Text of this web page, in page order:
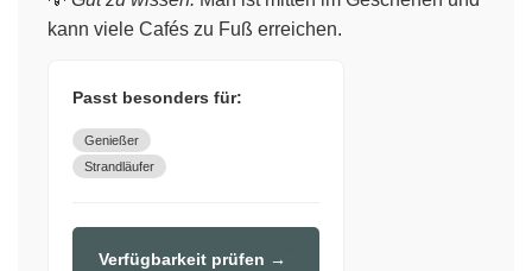
kann viele Cafés zu Fuß erreichen.
Passt besonders für:
Genießer
Strandläufer
Verfügbarkeit prüfen →